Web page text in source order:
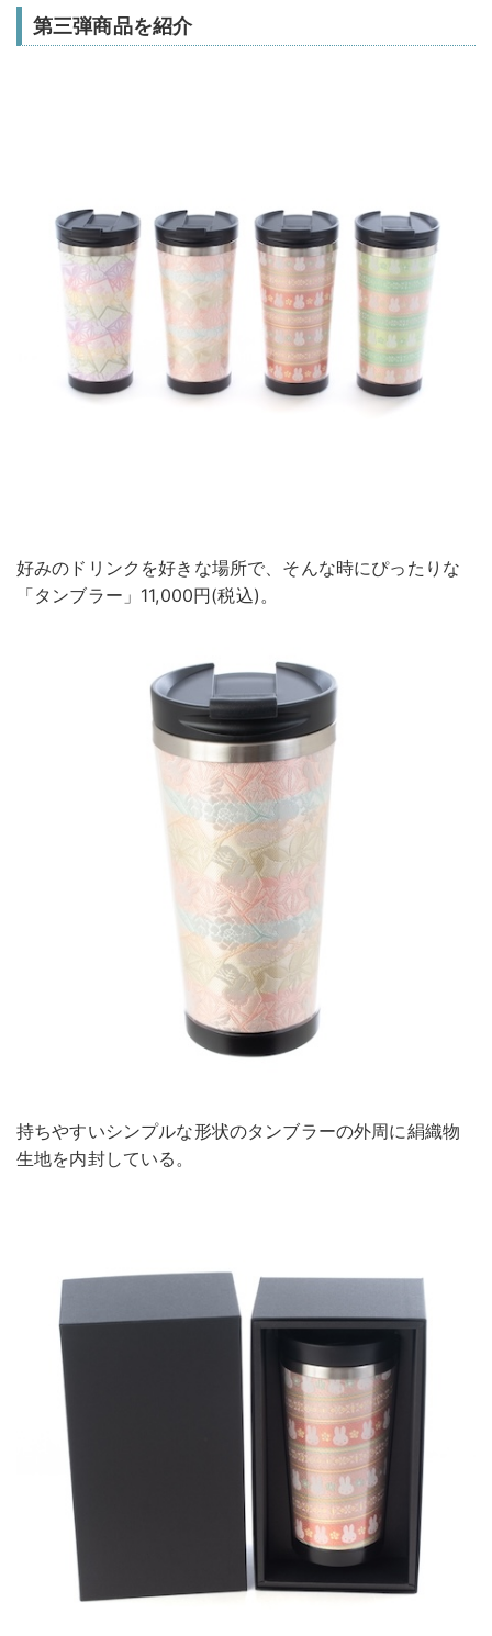
第三弾商品を紹介
好みのドリンクを好きな場所で、そんな時にぴったりな
「タンブラー」11,000円(税込)。
持ちやすいシンプルな形状のタンブラーの外周に絹織物
生地を内封している。